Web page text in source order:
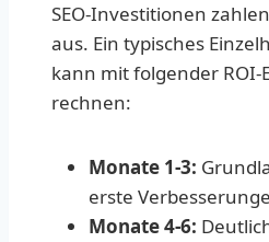
SEO-Investitionen
aus. Ein typisches
kann mit folgender ROI-
rechnen:
Monate 1-3:
erste
Monate 4-6: